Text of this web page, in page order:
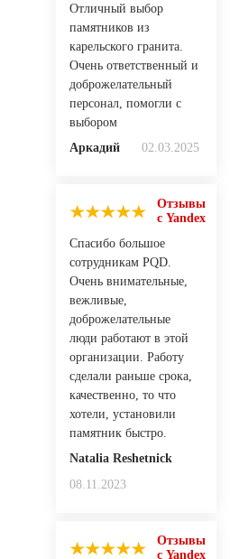
Отличный выбор
памятников из
карельского гранита.
Очень ответственный и
доброжелательный
персонал, помогли с
выбором
Аркадий
02.03.2025
Отзывы
с Yandex
Спасибо большое
сотрудникам PQD.
Очень внимательные,
вежливые,
доброжелательные
люди работают в этой
организации. Работу
сделали раньше срока,
качественно, то что
хотели, установили
памятник быстро.
Natalia Reshetnick
08.11.2023
Отзывы
с Yandex